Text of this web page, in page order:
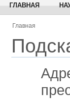
ГЛАВНАЯ
Главная